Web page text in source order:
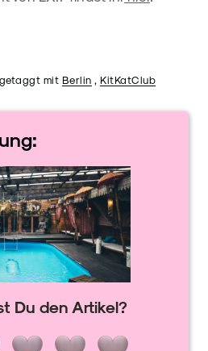
mit Berlin KitKatClub
Du den Artikel?